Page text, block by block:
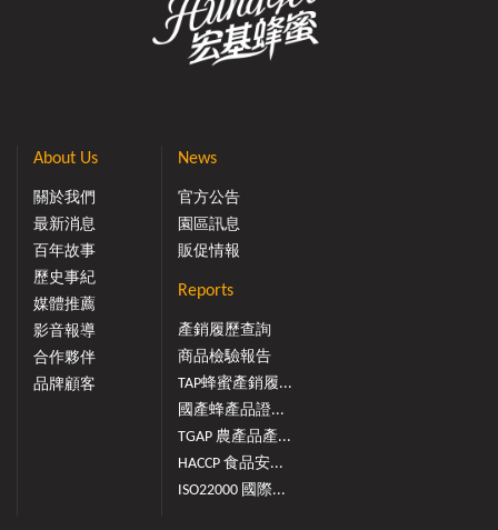
About Us
關於我們
最新消息
百年故事
歷史事紀
媒體推薦
影音報導
合作夥伴
品牌顧客
News
官方公告
園區訊息
販促情報
Reports
產銷履歷查詢
商品檢驗報告
TAP蜂蜜產銷履...
國產蜂產品證...
TGAP 農產品產...
HACCP 食品安...
ISO22000 國際...